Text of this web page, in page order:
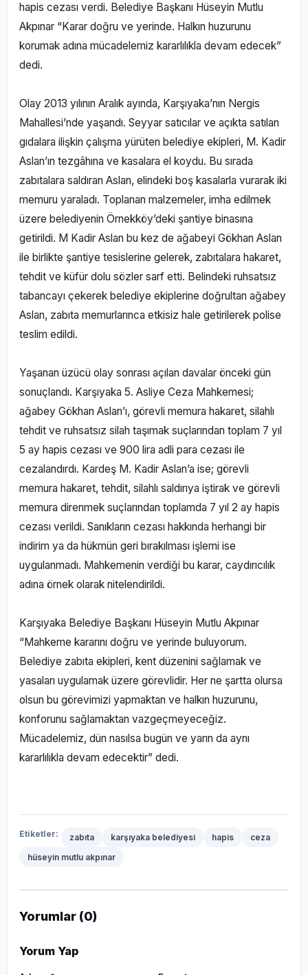
hapis cezası verdi. Belediye Başkanı Hüseyin Mutlu
Akpınar “Karar doğru ve yerinde. Halkın huzurunu
korumak adına mücadelemiz kararlılıkla devam edecek”
dedi.
Olay 2013 yılının Aralık ayında, Karşıyaka’nın Nergis
Mahallesi’nde yaşandı. Seyyar satıcılar ve açıkta satılan
gıdalara ilişkin çalışma yürüten belediye ekipleri, M. Kadir
Aslan’ın tezgâhına ve kasalara el koydu. Bu sırada
zabıtalara saldıran Aslan, elindeki boş kasalarla vurarak iki
memuru yaraladı. Toplanan malzemeler, imha edilmek
üzere belediyenin Örnekköy’deki şantiye binasına
getirildi. M Kadir Aslan bu kez de ağabeyi Gökhan Aslan
ile birlikte şantiye tesislerine gelerek, zabıtalara hakaret,
tehdit ve küfür dolu sözler sarf etti. Belindeki ruhsatsız
tabancayı çekerek belediye ekiplerine doğrultan ağabey
Aslan, zabıta memurlarınca etkisiz hale getirilerek polise
teslim edildi.
Yaşanan üzücü olay sonrası açılan davalar önceki gün
sonuçlandı. Karşıyaka 5. Asliye Ceza Mahkemesi;
ağabey Gökhan Aslan’ı, görevli memura hakaret, silahlı
tehdit ve ruhsatsız silah taşımak suçlarından toplam 7 yıl
5 ay hapis cezası ve 900 lira adli para cezası ile
cezalandırdı. Kardeş M. Kadir Aslan’a ise; görevli
memura hakaret, tehdit, silahlı saldırıya iştirak ve görevli
memura direnmek suçlarından toplamda 7 yıl 2 ay hapis
cezası verildi. Sanıkların cezası hakkında herhangi bir
indirim ya da hükmün geri bırakılması işlemi ise
uygulanmadı. Mahkemenin verdiği bu karar, caydırıcılık
adına örnek olarak nitelendirildi.
Karşıyaka Belediye Başkanı Hüseyin Mutlu Akpınar
“Mahkeme kararını doğru ve yerinde buluyorum.
Belediye zabıta ekipleri, kent düzenini sağlamak ve
yasaları uygulamak üzere görevlidir. Her ne şartta olursa
olsun bu görevimizi yapmaktan ve halkın huzurunu,
konforunu sağlamaktan vazgeçmeyeceğiz.
Mücadelemiz, dün nasılsa bugün ve yarın da aynı
kararlılıkla devam edecektir” dedi.
Etiketler: zabıta karşıyaka belediyesi hapis
ceza
hüseyin mutlu akpınar
Yorumlar (0)
Yorum Yap